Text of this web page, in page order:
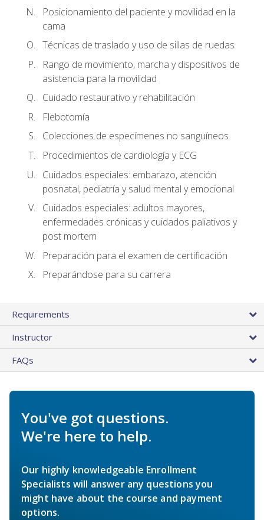
Posicionamiento del paciente y movilidad en la
cama
Técnicas de traslado y uso de sillas de ruedas
Rango de movimiento, marcha y dispositivos de
asistencia para la movilidad
Cuidado restaurativo y rehabilitación
Flebotomía
Colecciones de especímenes no sanguíneos
Procedimientos de cardiología y ECG
Cuidados especiales: embarazo, atención
posnatal, pediatría y salud mental y emocional
Cuidados especiales: adultos mayores,
enfermedades crónicas y cuidados paliativos y
post mortem
Preparación para el examen de certificación
Preparándose para su carrera
Requirements
Instructor
FAQs
You've got questions.
We're here to help.
Our highly knowledgeable Enrollment
Specialists will answer any questions you
might have about the course and payment
options.